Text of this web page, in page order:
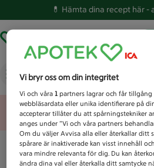
💊 Hämta dina recept här -
Vad letar du efter idag?
Unknown
Vi bryr oss om din integritet
Vi och våra1 partners lagrar och får
webbläsardata eller unika identifierare på
accepterar tillåter du att spårningstekniker
anges under ”Vi och våra partners
Om du väljer Avvisa alla eller återkallar ditt
spårare är inaktiverade kan visst innehåll
vara mindre relevanta för dig. Du kan
ändra dina val eller återkalla ditt samtycke